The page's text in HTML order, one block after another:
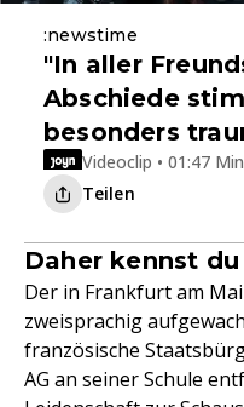
:newstime
"In aller
Abschiede
besonders
Videoclip • 01:47
Teilen
Daher kennst
Der in Frankfurt am
zweisprachig
französische
AG an seiner Schule